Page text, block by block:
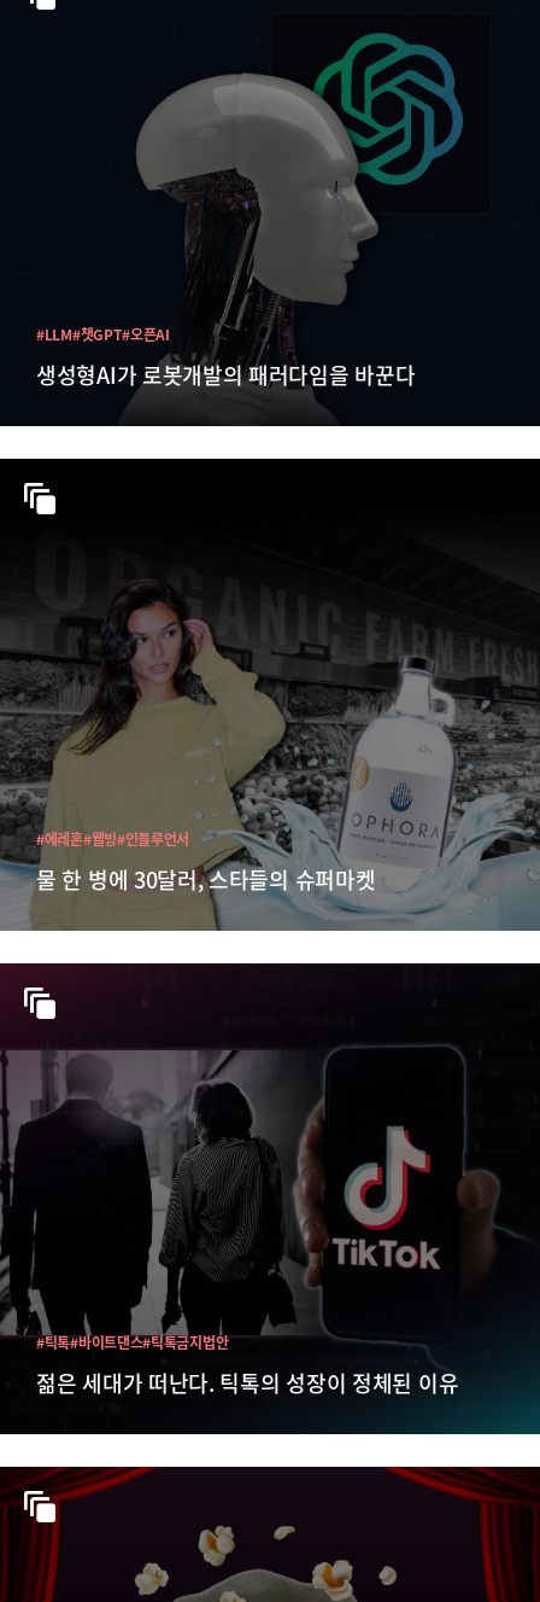
생성형AI가 로봇개발의 패러다임을 바꾼다
#LLM#챗GPT#오픈AI
물 한 병에 30달러, 스타들의 슈퍼마켓
#에레혼#웰빙#인플루언서
젊은 세대가 떠난다. 틱톡의 성장이 정체된 이유
#틱톡#바이트댄스#틱톡금지법안